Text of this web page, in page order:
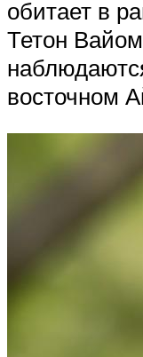
обитает в
Тетон
восточном